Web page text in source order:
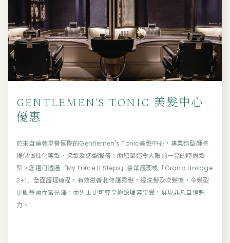
GENTLEMEN'S TONIC 美髮中心
優惠
於來自倫敦享譽國際的Gentlemen's Tonic美髮中心，專業造型師將
提供個性化剪髮、染髮及造型服務，助您塑造令人眼前一亮的時尚髮
型。您還可透過「My Force 11 Steps」豪華護理或「Grand Linkage
3+1」全面護理療程，有效滋養和修護秀髮，經洗髮及吹髮後，令髮型
更顯豐盈而富光澤，而男士更可尊享極致理容享受，展現非凡自信魅
力。